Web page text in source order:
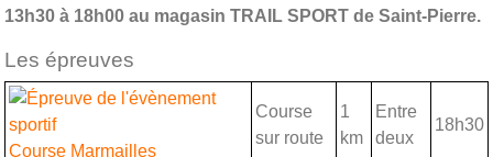
13h30 à 18h00 au magasin TRAIL SPORT de Saint-Pierre.
Les épreuves
Course Marmailles
Course
sur route
1
km
Entre
deux
18h30